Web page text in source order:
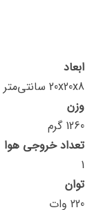
ابعاد
20x20x8 سانتی‌متر
وزن
1260 گرم
تعداد خروجی هوا
1
توان
220 وات